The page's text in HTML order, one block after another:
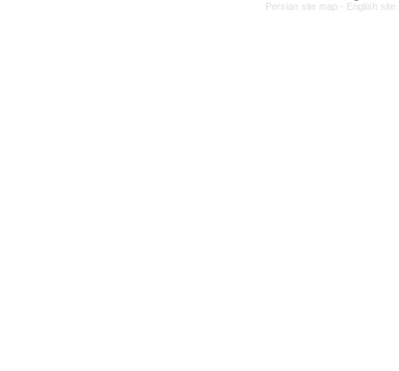
Persian site map - English